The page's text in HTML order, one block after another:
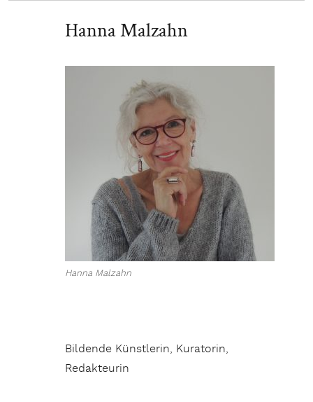
Hanna Malzahn
Hanna Malzahn
Bildende Künstlerin, Kuratorin,
Redakteurin